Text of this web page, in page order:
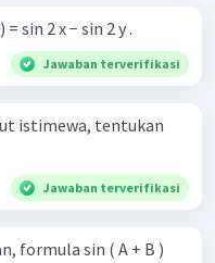
y ) = sin 2 x − sin 2 y .
Jawaban terverifikasi
istimewa, tentukan
Jawaban terverifikasi
formula sin ( A + B )